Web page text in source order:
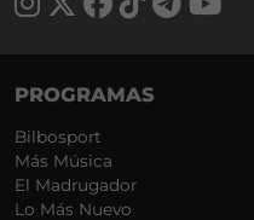
PROGRAMAS
Bilbosport
Más Música
El Madrugador
Lo Más Nuevo